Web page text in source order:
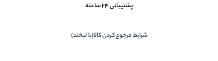
پشتیبانی 24 ساعته
شرایط مرجوع کردن کالا(با لبخند)